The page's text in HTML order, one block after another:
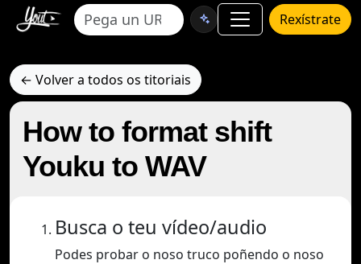
Rexístrate
← Volver a todos os titoriais
How to format shift
Youku to WAV
Busca o teu vídeo/audio
Podes probar o noso truco poñendo o noso